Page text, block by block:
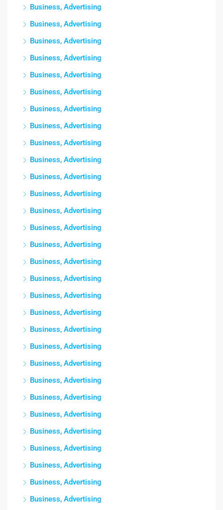
Business, Advertising
Business, Advertising
Business, Advertising
Business, Advertising
Business, Advertising
Business, Advertising
Business, Advertising
Business, Advertising
Business, Advertising
Business, Advertising
Business, Advertising
Business, Advertising
Business, Advertising
Business, Advertising
Business, Advertising
Business, Advertising
Business, Advertising
Business, Advertising
Business, Advertising
Business, Advertising
Business, Advertising
Business, Advertising
Business, Advertising
Business, Advertising
Business, Advertising
Business, Advertising
Business, Advertising
Business, Advertising
Business, Advertising
Business, Advertising